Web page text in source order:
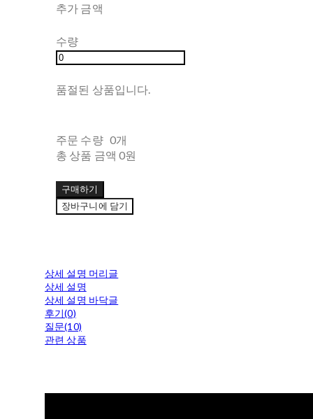
추가 금액
수량
품절된 상품입니다.
주문 수량 0개
총 상품 금액 0원
구매하기
장바구니에 담기
상세 설명 머리글
상세 설명
상세 설명 바닥글
후기(0)
질문(10)
관련 상품